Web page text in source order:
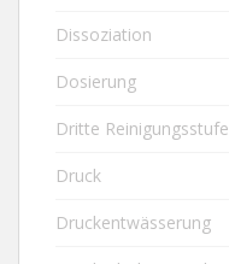
Dissoziation
Dosierung
Dritte Reinigungsstufe
Druck
Druckentwässerung